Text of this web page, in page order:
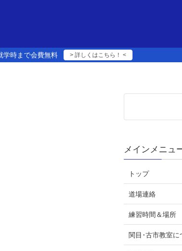
学時まで会費無料 > 詳しくはこちら！ <
メインメニュ
トップ
道場連絡
練習時間＆場所
関目･古市教室に